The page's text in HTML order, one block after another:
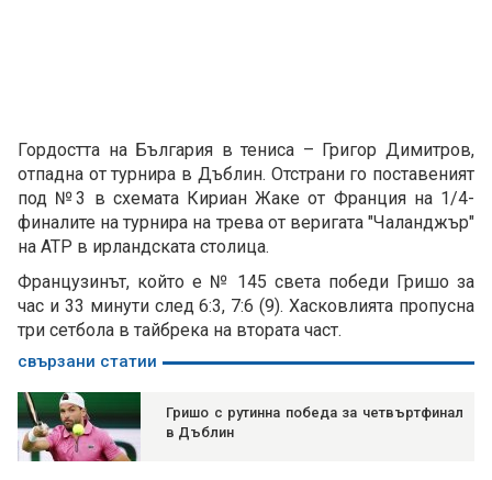
Гордостта на България в тениса – Григор Димитров,
отпадна от турнира в Дъблин. Отстрани го поставеният
под №3 в схемата Кириан Жаке от Франция на 1/4-
финалите на турнира на трева от веригата "Чаланджър"
на АТР в ирландската столица.
Французинът, който е № 145 света победи Гришо за
час и 33 минути след 6:3, 7:6 (9). Хасковлията пропусна
три сетбола в тайбрека на втората част.
свързани статии
Гришо с рутинна победа за четвъртфинал
в Дъблин